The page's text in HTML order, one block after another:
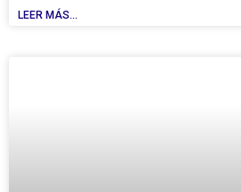
LEER MÁS...